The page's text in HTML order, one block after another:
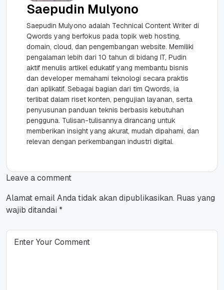
Saepudin Mulyono
Saepudin Mulyono adalah Technical Content Writer di
Qwords yang berfokus pada topik web hosting,
domain, cloud, dan pengembangan website. Memiliki
pengalaman lebih dari 10 tahun di bidang IT, Pudin
aktif menulis artikel edukatif yang membantu bisnis
dan developer memahami teknologi secara praktis
dan aplikatif. Sebagai bagian dari tim Qwords, ia
terlibat dalam riset konten, pengujian layanan, serta
penyusunan panduan teknis berbasis kebutuhan
pengguna. Tulisan-tulisannya dirancang untuk
memberikan insight yang akurat, mudah dipahami, dan
relevan dengan perkembangan industri digital.
Leave a comment
Alamat email Anda tidak akan dipublikasikan. Ruas yang
wajib ditandai *